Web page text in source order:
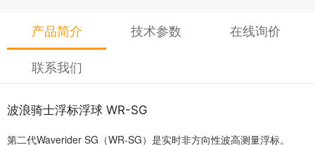
产品简介 技术参数
在线询价
联系我们
波浪骑士浮标浮球 WR-SG
第二代Waverider SG（WR-SG）是实时非方向性波高测量浮标。